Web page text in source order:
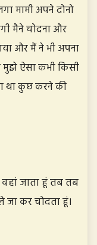
मामी अपने दोनो
मैने चोदना और
और मैं ने भी अपना
मुझे ऐसा कभी किसी
था कुछ करने की
जाता हूं तब तब
जा कर चोदता हूं।